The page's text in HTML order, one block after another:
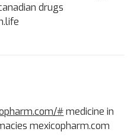
drugs
#medicine in
mexicopharm.com